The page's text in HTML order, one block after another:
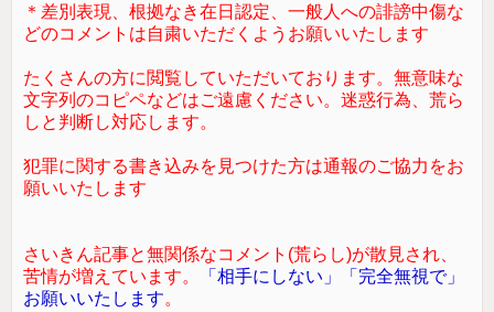
＊差別表現、根拠なき在日認定、一般人への誹謗中傷な
どのコメントは自粛いただくようお願いいたします
たくさんの方に閲覧していただいております。無意味な
文字列のコピペなどはご遠慮ください。迷惑行為、荒ら
しと判断し対応します。
犯罪に関する書き込みを見つけた方は通報のご協力をお
願いいたします
さいきん記事と無関係なコメント(荒らし)が散見され、
苦情が増えています。
「相手にしない」「完全無視で」
お願いいたします。